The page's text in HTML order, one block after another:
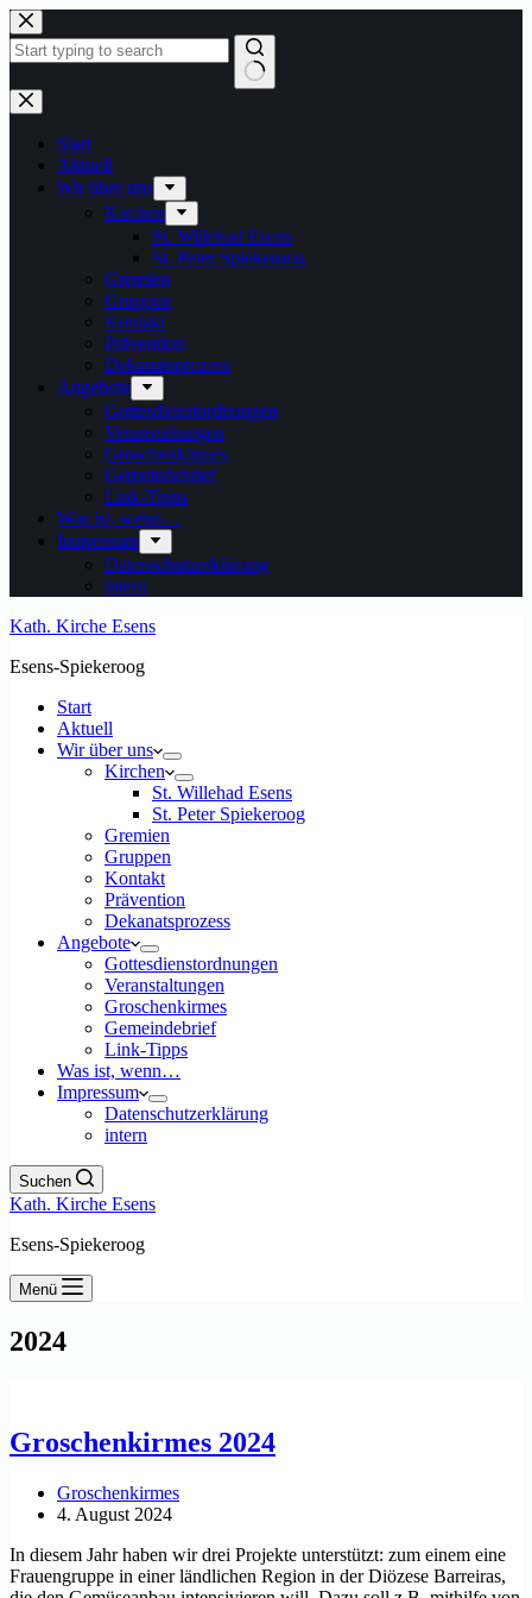
Zum
Inhalt
springen
Keine
Ergebnisse
Start
Aktuell
Wir über uns
Kirchen
St. Willehad Esens
St. Peter Spiekeroog
Gremien
Gruppen
Kontakt
Prävention
Dekanatsprozess
Angebote
Gottesdienstordnungen
Veranstaltungen
Groschenkirmes
Gemeindebrief
Link-Tipps
Was ist, wenn…
Impressum
Datenschutzerklärung
intern
Kath. Kirche Esens
Esens-Spiekeroog
Start
Aktuell
Wir über uns
Kirchen
St. Willehad Esens
St. Peter Spiekeroog
Gremien
Gruppen
Kontakt
Prävention
Dekanatsprozess
Angebote
Gottesdienstordnungen
Veranstaltungen
Groschenkirmes
Gemeindebrief
Link-Tipps
Was ist, wenn…
Impressum
Datenschutzerklärung
intern
Suchen
Kath. Kirche Esens
Esens-Spiekeroog
Menü
2024
Groschenkirmes 2024
Groschenkirmes
4. August 2024
In diesem Jahr haben wir drei Projekte unterstützt: zum einem eine
Frauengruppe in einer ländlichen Region in der Diözese Barreiras,